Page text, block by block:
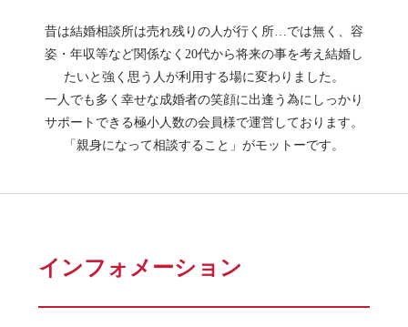
昔は結婚相談所は売れ残りの人が行く所…では無く、容
姿・年収等など関係なく20代から将来の事を考え結婚し
たいと強く思う人が利用する場に変わりました。
一人でも多く幸せな成婚者の笑顔に出逢う為にしっかり
サポートできる極小人数の会員様で運営しております。
「親身になって相談すること」がモットーです。
インフォメーション